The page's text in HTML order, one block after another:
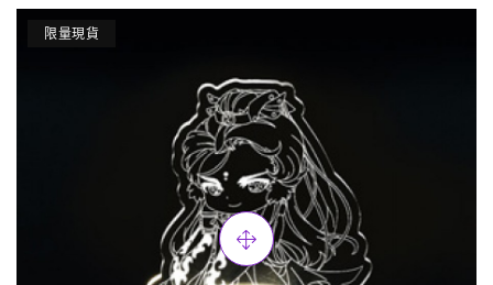
限量現貨